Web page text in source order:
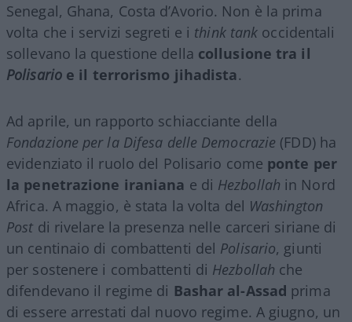
Senegal, Ghana, Costa d’Avorio. Non è la prima
volta che i servizi segreti e i think tank occidentali
sollevano la questione della collusione tra il
Polisarioe il terrorismo jihadista.
Ad aprile, un rapporto schiacciante della
Fondazione per la Difesa delle Democrazie (FDD) ha
evidenziato il ruolo del Polisario come ponte per
la penetrazione iraniana e di Hezbollah in Nord
Africa. A maggio, è stata la volta del Washington
Post di rivelare la presenza nelle carceri siriane di
un centinaio di combattenti del Polisario, giunti
per sostenere i combattenti di Hezbollah che
difendevano il regime di Bashar al-Assad prima
di essere arrestati dal nuovo regime. A giugno, un